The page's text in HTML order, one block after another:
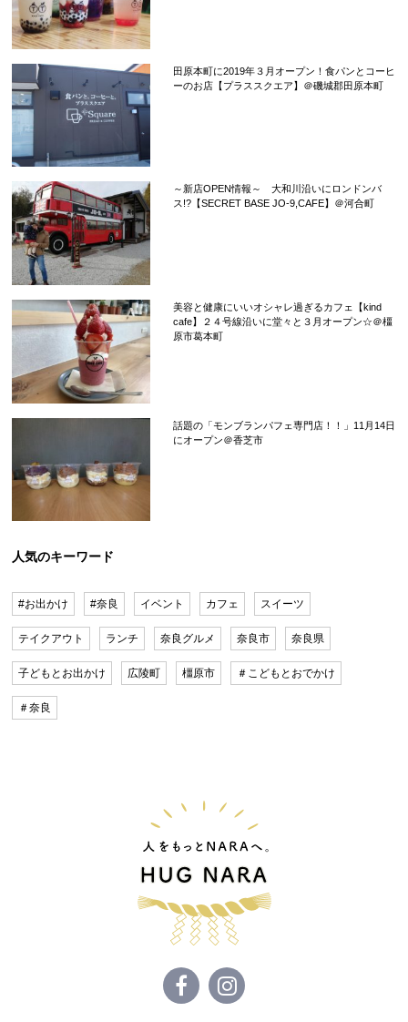
田原本町に2019年３月オープン！食パンとコーヒ
ーのお店【プラススクエア】＠磯城郡田原本町
～新店OPEN情報～ 大和川沿いにロンドンバ
ス!?【SECRET BASE JO-9,CAFE】＠河合町
美容と健康にいいオシャレ過ぎるカフェ【kind
cafe】２４号線沿いに堂々と３月オープン☆＠橿
原市葛本町
話題の「モンブランパフェ専門店！！」11月14日
にオープン＠香芝市
人気のキーワード
#お出かけ #奈良 イベント カフェ スイーツ
テイクアウト ランチ 奈良グルメ 奈良市 奈良県
子どもとお出かけ 広陵町 橿原市 ＃こどもとおでかけ
＃奈良